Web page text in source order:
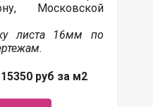
Московской
листа 16мм по
руб за м2